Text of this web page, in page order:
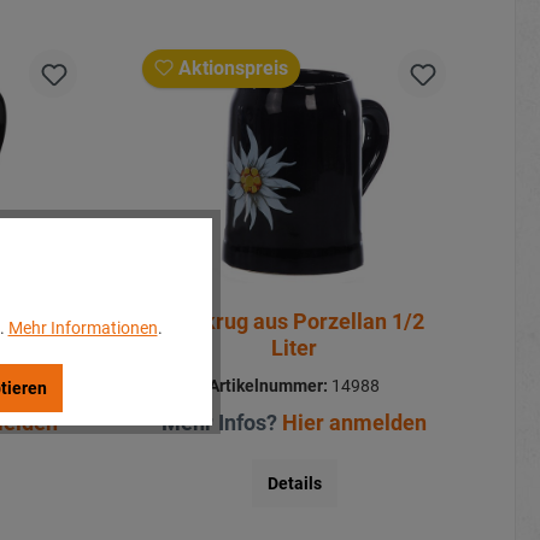
1 Liter
Aktionspreis
Bierkrug aus Porzellan 1/2
Liter
Artikelnummer: 14988
Mehr Infos? Hier anmelden
Details
Mehr Informationen.